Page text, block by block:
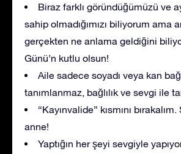
Biraz farklı göründüğümüzü ve
sahip olmadığımızı biliyorum ama
gerçekten ne anlama geldiğini
Günü’n kutlu olsun!
Aile sadece soyadı veya kan
tanımlanmaz, bağlılık ve sevgi ile
“Kayınvalide” kısmını
anne!
Yaptığın her şeyi sevgiyle